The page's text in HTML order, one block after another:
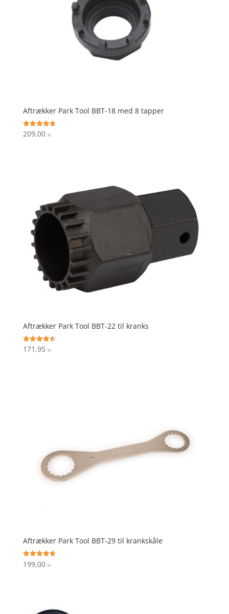
Aftrækker Park Tool BBT-18 med 8 tapper
Vurderet
4.7
209,00 kr.
Aftrækker Park Tool BBT-22 til kranks
Vurderet
4.5
171,95 kr.
Aftrækker Park Tool BBT-29 til krankskåle
Vurderet
4.7
199,00 kr.